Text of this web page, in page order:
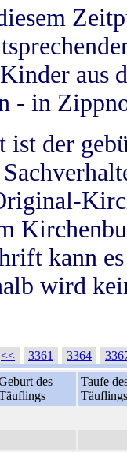
aus
- in
ist der
kann
wird
<< 3361 3364
des
Taufe
Täuflings